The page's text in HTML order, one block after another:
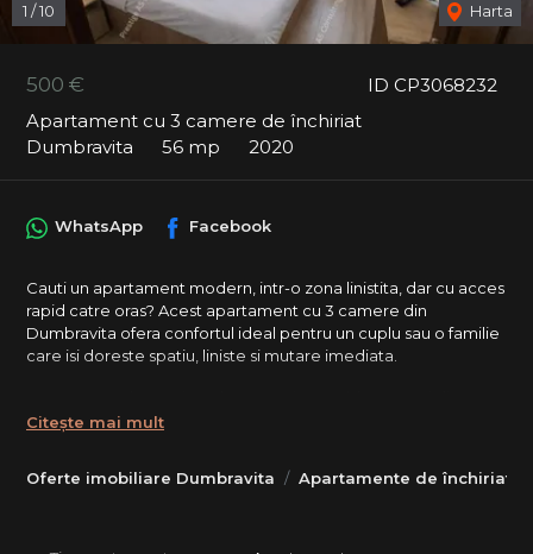
ID CP3068232
500 €
Apartament cu 3 camere de închiriat
Dumbravita
56 mp 2020
1 /10 Harta
Oferte imobiliare Dumbravita Apartamente de închiriat
WhatsApp Facebook
Cauti un apartament modern, intr-o zona linistita, dar cu acces
rapid catre oras? Acest apartament cu 3 camere din
Dumbravita ofera confortul ideal pentru un cuplu sau o familie
care isi doreste spatiu, liniste si mutare imediata.
de o terasa spatioasa, perfecta pentru relaxare. Suprafata utila
Citește mai mult